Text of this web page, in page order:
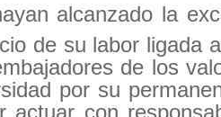
alcanzado la
de su labor ligada
de los
por su
actuar con